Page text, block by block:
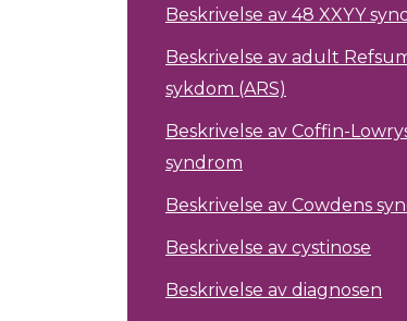
Beskrivelse av 48 XXYY
Beskrivelse av adult
sykdom (ARS)
Beskrivelse av Coffin-
syndrom
Beskrivelse av Cowdens
Beskrivelse av cystinose
Beskrivelse av diagnosen